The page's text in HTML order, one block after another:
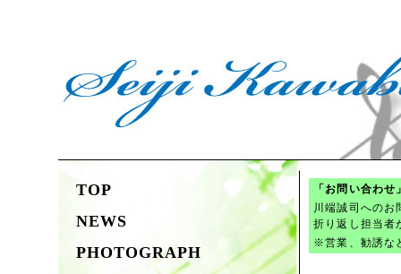
TOP
NEWS
PHOTOGRAPH
「お問い合わせ
川端誠司への
折り返し担当者
※営業、勧誘な